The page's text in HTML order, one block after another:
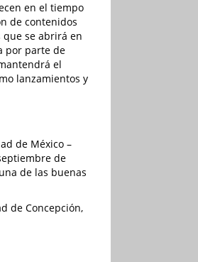
en el tiempo
de contenidos
se abrirá en
por parte de
el
lanzamientos y
de México –
de
de las buenas
de Concepción,